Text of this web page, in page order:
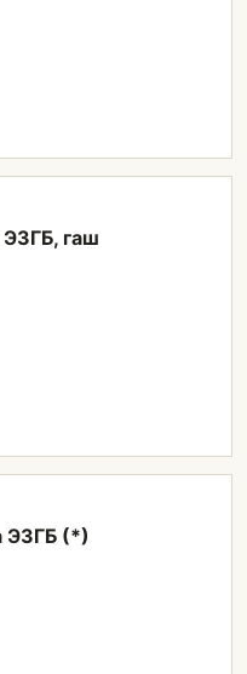
гаш
ЭЗГБ (*)